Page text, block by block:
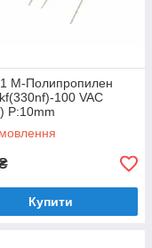
M-Полипропилен
100 VAC
P:10mm
Купити